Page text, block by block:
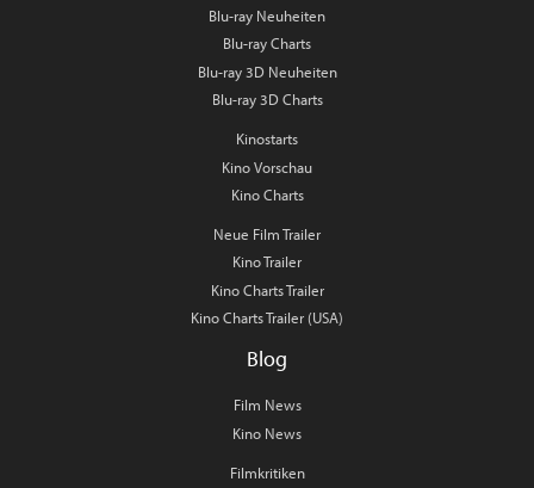
Blu-ray Neuheiten
Blu-ray Charts
Blu-ray 3D Neuheiten
Blu-ray 3D Charts
Kinostarts
Kino Vorschau
Kino Charts
Neue Film Trailer
Kino Trailer
Kino Charts Trailer
Kino Charts Trailer (USA)
Blog
Film News
Kino News
Filmkritiken